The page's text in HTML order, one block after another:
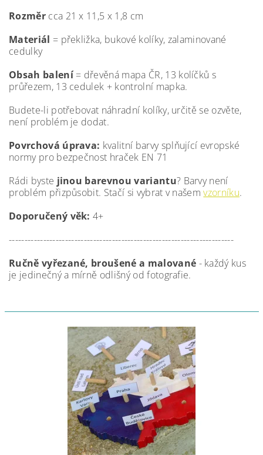
Rozměrcca 21 x 11,5 x 1,8 cm
Materiál = překližka, bukové kolíky, zalaminované
cedulky
Obsah balení= dřevěná mapa ČR, 13 kolíčků s
průřezem, 13 cedulek + kontrolní mapka.
Budete-li potřebovat náhradní kolíky, určitě se ozvěte,
není problém je dodat.
Povrchová úprava: kvalitní barvy splňující evropské
normy pro bezpečnost hraček EN 71
Rádi byste jinou barevnou variantu? Barvy není
problém přizpůsobit. Stačí si vybrat v našemvzorníku.
Doporučený věk: 4+
------------------------------------------------------------------------
Ručně vyřezané, broušené a malované - každý kus
je jedinečný a mírně odlišný od fotografie.